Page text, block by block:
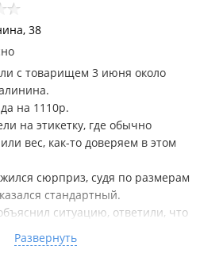
38
с товарищем 3 июня около
на 1110р.
на этикетку, где обычно
вес, как-то доверяем в этом
сюрприз, судя по размерам
стандартный.
ситуацию, ответили, что
количество начинки и
Развернуть